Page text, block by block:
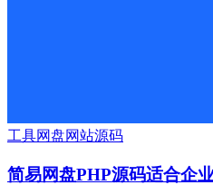
工具网盘网站源码
简易网盘PHP源码适合企